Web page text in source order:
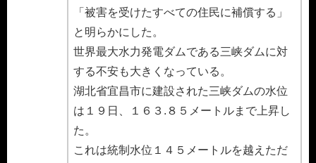
「被害を受けたすべての住民に補償する」
と明らかにした。
世界最大水力発電ダムである三峡ダムに対
する不安も大きくなっている。
湖北省宜昌市に建設された三峡ダムの水位
は１９日、１６３.８５メートルまで上昇し
た。
これは統制水位１４５メートルを越えただ